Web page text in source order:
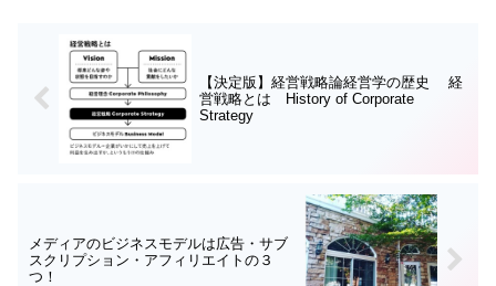
【決定版】経営戦略論経営学の歴史 経
営戦略とは History of Corporate
Strategy
メディアのビジネスモデルは広告・サブ
スクリプション・アフィリエイトの３
つ！